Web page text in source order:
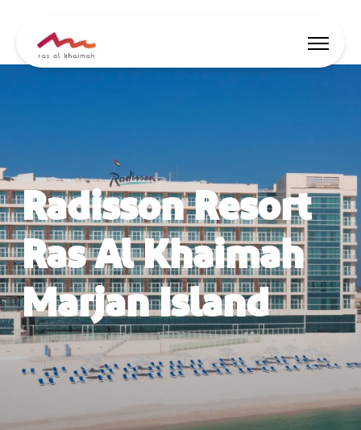
Co dělat
Naplánujte si výlet
🇨🇿 CS Události
Radisson Resort
Ras Al Khaimah
Marjan Island